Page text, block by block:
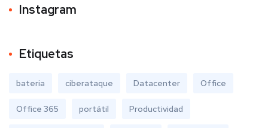
Instagram
Etiquetas
bateria ciberataque Datacenter Office
Office 365 portátil Productividad